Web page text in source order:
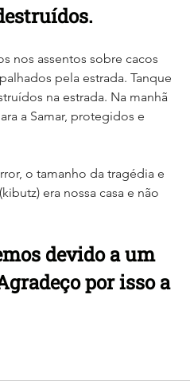
nos assentos sobre cacos
pela estrada. Tanque
na estrada. Na manhã
a Samar, protegidos e
o tamanho da tragédia e
era nossa casa e não
devido a um
por isso a